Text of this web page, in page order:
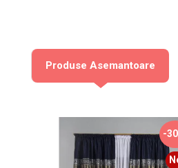
Produse Asemantoare
-